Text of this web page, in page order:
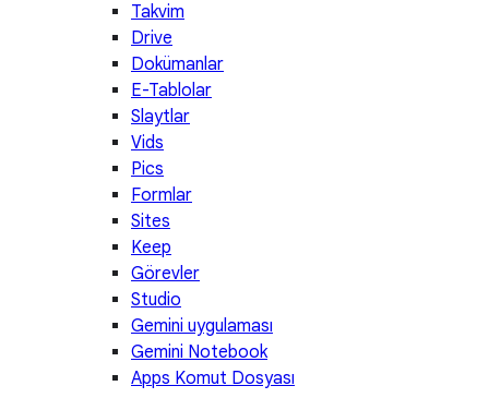
Takvim
Drive
Dokümanlar
E-Tablolar
Slaytlar
Vids
Pics
Formlar
Sites
Keep
Görevler
Studio
Gemini uygulaması
Gemini Notebook
Apps Komut Dosyası